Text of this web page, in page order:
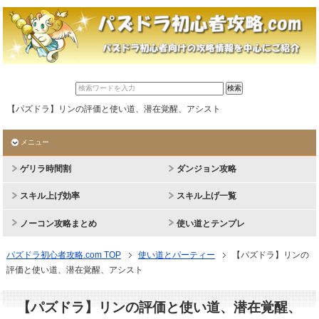
【パズドラ】リンの評価と使い道、潜在覚醒、アシスト
メニュー
ゲリラ時間割 ダンジョン攻略
スキル上げ効率 スキル上げ一覧
ノーコン攻略まとめ 使い道とテンプレ
パズドラ初心者攻略.com TOP 使い道とパーティー
【パズドラ】リンの
評価と使い道、潜在覚醒、アシスト
【パズドラ】リンの評価と使い道、潜在覚醒、